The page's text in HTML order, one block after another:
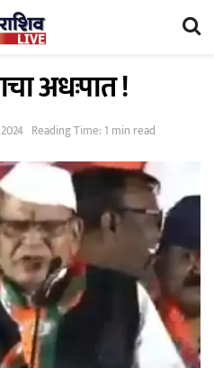
अधःपात !
Reading Time: 1 min read